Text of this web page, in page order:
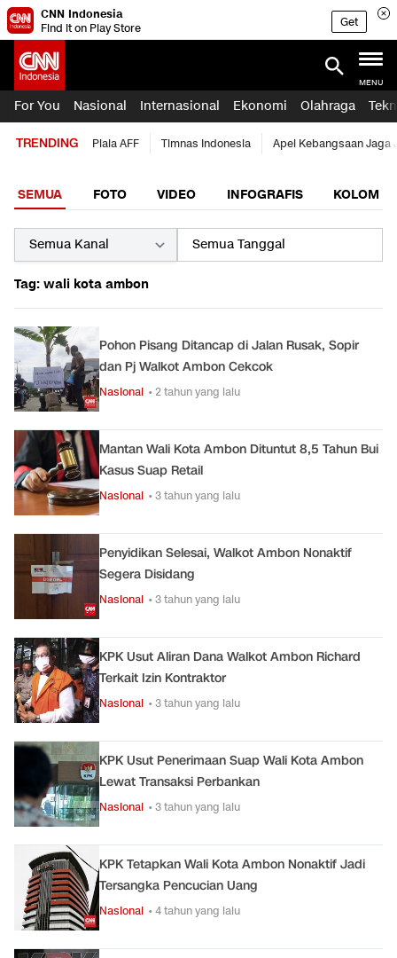
CNN Indonesia
Find it on Play Store
Get
MENU
For You Nasional Internasional Ekonomi Olahraga
TRENDING Piala AFF Timnas Indonesia Apel Kebangsaan Jaga
SEMUA FOTO VIDEO INFOGRAFIS KOLOM
Tag: wali kota ambon
Pohon Pisang Ditancap di Jalan Rusak, Sopir
dan Pj Walkot Ambon Cekcok
Nasional • 2 tahun yang lalu
Mantan Wali Kota Ambon Dituntut 8,5 Tahun Bui
Kasus Suap Retail
Nasional • 3 tahun yang lalu
Penyidikan Selesai, Walkot Ambon Nonaktif
Segera Disidang
Nasional • 3 tahun yang lalu
KPK Usut Aliran Dana Walkot Ambon Richard
Terkait Izin Kontraktor
Nasional • 3 tahun yang lalu
KPK Usut Penerimaan Suap Wali Kota Ambon
Lewat Transaksi Perbankan
Nasional • 3 tahun yang lalu
KPK Tetapkan Wali Kota Ambon Nonaktif Jadi
Tersangka Pencucian Uang
Nasional • 4 tahun yang lalu